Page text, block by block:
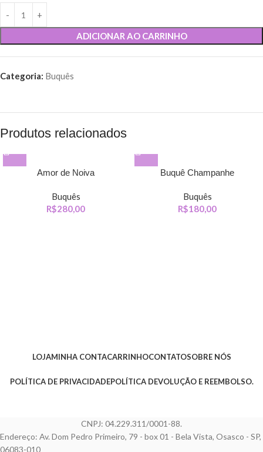
ADICIONAR AO CARRINHO
Categoria: Buquês
Produtos relacionados
Amor de Noiva
Buquês
R$280,00
Buquê Champanhe
Buquês
R$180,00
LOJAMINHA CONTACARRINHOCONTATOSOBRE NÓS
POLÍTICA DE PRIVACIDADEPOLÍTICA DEVOLUÇÃO E REEMBOLSO.
CNPJ: 04.229.311/0001-88.
Endereço: Av. Dom Pedro Primeiro, 79 - box 01 - Bela Vista, Osasco - SP,
06083-010